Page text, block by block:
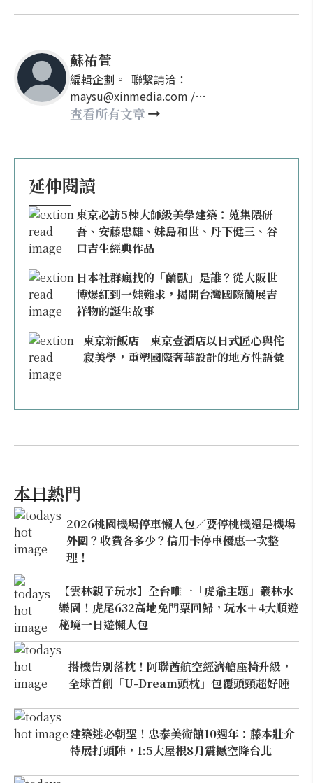
蘇祐萱
編輯企劃。 聯繫請洽：
maysu@xinmedia.com /
may860527@gmail.com
查看所有文章
延伸閱讀
東京必訪5棟大師級美學建築：蒐集隈研
吾、安藤忠雄、妹島和世、丹下健三、谷
口吉生經典作品
日本社群瘋找的「蘭獸」是誰？從大阪世
博爆紅到一娃難求，揭開台灣國際蘭展吉
祥物的誕生故事
東京新飯店｜東京壹酒店以日式匠心與侘
寂美學，重塑國際奢華設計的地方性語彙
本日熱門
2026桃園機場停車懶人包／要停桃機還是機場
外圍？收費各多少？信用卡停車優惠一次整
理！
【雲林親子玩水】全台唯一「虎爺主題」叢林水
樂園！虎尾632高地免門票回歸，玩水＋4大順遊
秘境一日遊懶人包
搭機告別落枕！阿聯酋航空經濟艙座椅升級，
全球首創「U-Dream頭枕」包覆頭頸超好睡
建築迷必朝聖！忠泰美術館10週年：藤本壯介
特展打頭陣，1:5大屋根8月震撼空降台北